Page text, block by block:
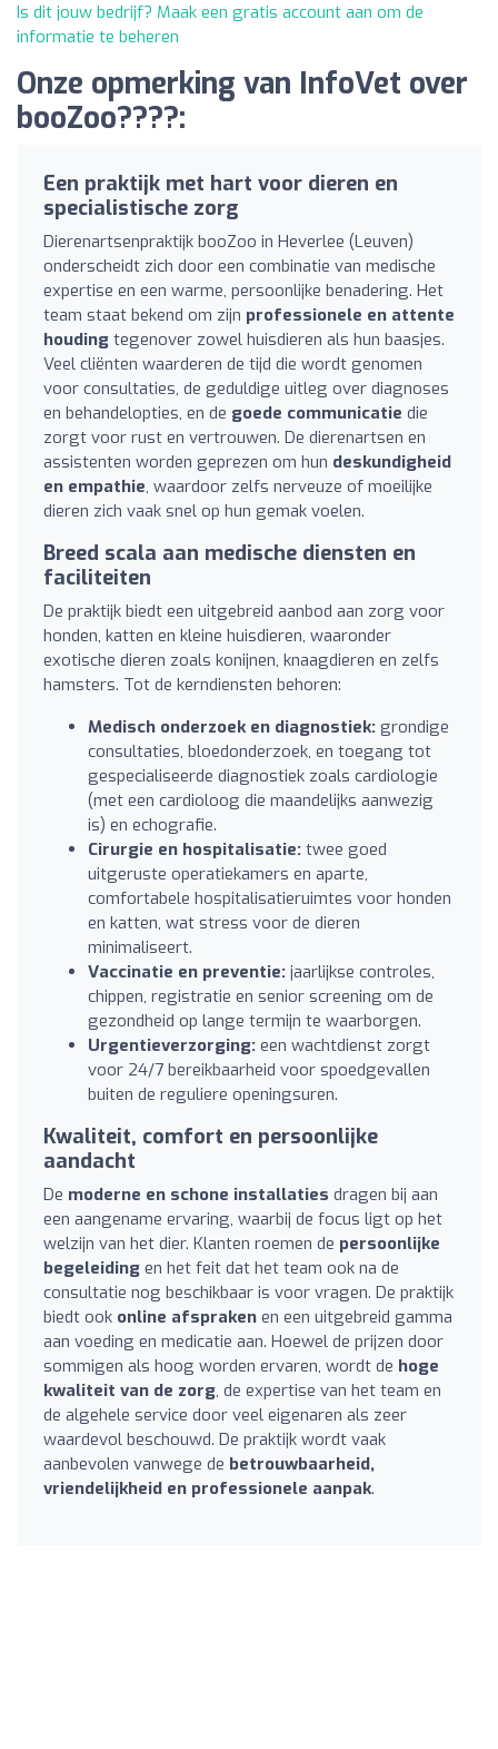
Is dit jouw bedrijf? Maak een gratis account aan om de
informatie te beheren
Onze opmerking van InfoVet over
booZoo????:
Een praktijk met hart voor dieren en
specialistische zorg
Dierenartsenpraktijk booZoo in Heverlee (Leuven)
onderscheidt zich door een combinatie van medische
expertise en een warme, persoonlijke benadering. Het
team staat bekend om zijn professionele en attente
houding tegenover zowel huisdieren als hun baasjes.
Veel cliënten waarderen de tijd die wordt genomen
voor consultaties, de geduldige uitleg over diagnoses
en behandelopties, en de goede communicatie die
zorgt voor rust en vertrouwen. De dierenartsen en
assistenten worden geprezen om hun deskundigheid
en empathie, waardoor zelfs nerveuze of moeilijke
dieren zich vaak snel op hun gemak voelen.
Breed scala aan medische diensten en
faciliteiten
De praktijk biedt een uitgebreid aanbod aan zorg voor
honden, katten en kleine huisdieren, waaronder
exotische dieren zoals konijnen, knaagdieren en zelfs
hamsters. Tot de kerndiensten behoren:
Medisch onderzoek en diagnostiek: grondige
consultaties, bloedonderzoek, en toegang tot
gespecialiseerde diagnostiek zoals cardiologie
(met een cardioloog die maandelijks aanwezig
is) en echografie.
Cirurgie en hospitalisatie: twee goed
uitgeruste operatiekamers en aparte,
comfortabele hospitalisatieruimtes voor honden
en katten, wat stress voor de dieren
minimaliseert.
Vaccinatie en preventie: jaarlijkse controles,
chippen, registratie en senior screening om de
gezondheid op lange termijn te waarborgen.
Urgentieverzorging: een wachtdienst zorgt
voor 24/7 bereikbaarheid voor spoedgevallen
buiten de reguliere openingsuren.
Kwaliteit, comfort en persoonlijke
aandacht
De moderne en schone installaties dragen bij aan
een aangename ervaring, waarbij de focus ligt op het
welzijn van het dier. Klanten roemen de persoonlijke
begeleiding en het feit dat het team ook na de
consultatie nog beschikbaar is voor vragen. De praktijk
biedt ook online afspraken en een uitgebreid gamma
aan voeding en medicatie aan. Hoewel de prijzen door
sommigen als hoog worden ervaren, wordt de hoge
kwaliteit van de zorg, de expertise van het team en
de algehele service door veel eigenaren als zeer
waardevol beschouwd. De praktijk wordt vaak
aanbevolen vanwege de betrouwbaarheid,
vriendelijkheid en professionele aanpak.